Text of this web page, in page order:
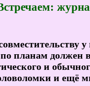
планам должен
и
и ещё